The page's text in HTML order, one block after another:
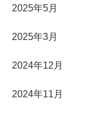
2025年5月
2025年3月
2024年12月
2024年11月